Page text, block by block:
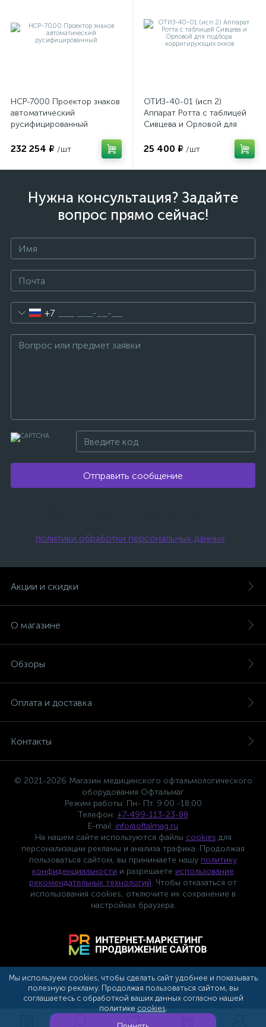
НСР-7000 Проектор знаков
автоматический
русифицированный
232 254 ₽ /шт
ОТИЗ-40-01 (исп 2)
Аппарат Ротта с таблицей
Сивцева и Орловой для
очков
25 400 ₽ /шт
Нужна консультация? Задайте
вопрос прямо сейчас!
+7
Отправить сообщение
политики обработки персональных данных
Акции и скидки
О магазине
Обзоры
Оплата и доставка
Контакты
© 2021-2026 Магазин медицинского офтальмологического
оборудования Офтальмаг
Режим работы: Пн- Пт. 9:00 -18:00
Телефон: +7-499-113-23-88
E-mail: info@oftalmag.ru
На нашем сайте используются файлы cookies для
персонализации рекламы и анализа трафика. Продолжая
пользоваться сайтом, вы принимаете нашу политику
конфиденциальности и разрешаете использование
рекомендательных технологий. Чтобы отказаться от
использования cookies, отключите их сохранение в
настройках браузера.
Сотрудничество с партнерами
Мы используем cookies, чтобы сделать сайт удобнее и показывать
полезную рекламу. Продолжая пользоваться сайтом, вы
соглашаетесь с обработкой ваших данных согласно нашей
политике cookies.